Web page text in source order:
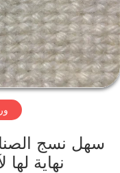
معلومات
عنا
جولة
المعمل
سهل نسج
نهاية